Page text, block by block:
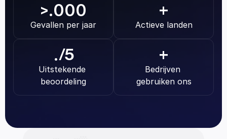
>.000
Gevallen per jaar
+
Actieve landen
./5
Uitstekende
beoordeling
+
Bedrijven
gebruiken ons